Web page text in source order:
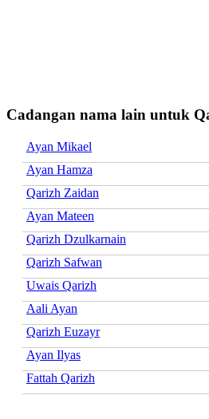
Cadangan nama lain untuk
Ayan Mikael
Ayan Hamza
Qarizh Zaidan
Ayan Mateen
Qarizh Dzulkarnain
Qarizh Safwan
Uwais Qarizh
Aali Ayan
Qarizh Euzayr
Ayan Ilyas
Fattah Qarizh